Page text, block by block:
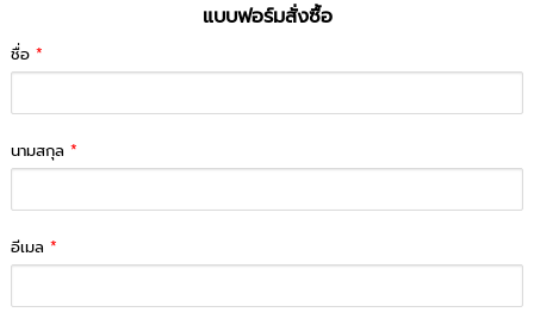
แบบฟอร์มสั่งซื้อ
ชื่อ*
นามสกุล*
อีเมล*